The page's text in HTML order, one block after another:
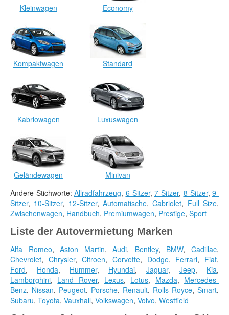
Kleinwagen Economy
Kompaktwagen Standard
Kabriowagen Luxuswagen
Geländewagen
Minivan
Andere Stichworte: Allradfahrzeug, 6-Sitzer, 7-Sitzer, 8-Sitzer, 9-
Sitzer, 10-Sitzer, 12-Sitzer,Automatische,Cabriolet, Full Size,
Zwischenwagen, Handbuch, Premiumwagen, Prestige, Sport
Liste der Autovermietung Marken
Alfa Romeo,Aston Martin,Audi, Bentley, BMW,Cadillac,
Chevrolet, Chrysler,Citroen,Corvette, Dodge, Ferrari, Fiat,
Ford, Honda, Hummer, Hyundai, Jaguar, Jeep, Kia,
Lamborghini, Land Rover, Lexus, Lotus, Mazda, Mercedes-
Benz, Nissan, Peugeot, Porsche, Renault, Rolls Royce, Smart,
Subaru, Toyota, Vauxhall, Volkswagen, Volvo, Westfield